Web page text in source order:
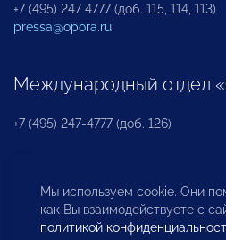
+7 (495) 247 4777 (доб. 115, 114, 113)
pressa@opora.ru
Международный
+7 (495) 247-4777 (доб. 126)
Бюро по защите прав
инвесторов
Мы используем cookie. Они
как Вы взаимодействуете с
политикой